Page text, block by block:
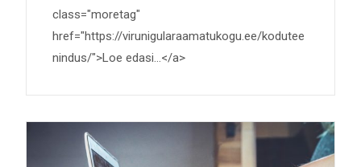
class="moretag"
href="https://virunigularaamatukogu.ee/kodutee
nindus/">Loe edasi...</a>